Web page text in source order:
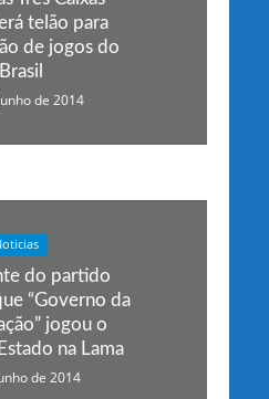
telão para
de jogos do
Brasil
de 2014
do partido
“Governo da
jogou o
na Lama
de 2014